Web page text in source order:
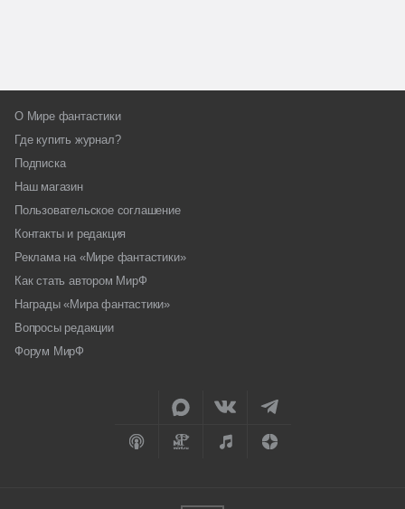
О Мире фантастики
Где купить журнал?
Подписка
Наш магазин
Пользовательское соглашение
Контакты и редакция
Реклама на «Мире фантастики»
Как стать автором МирФ
Награды «Мира фантастики»
Вопросы редакции
Форум МирФ